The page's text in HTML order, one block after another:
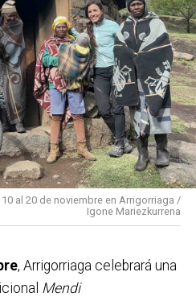
incremento
la tendencia iniciada en
se destinan40.500
e inserción laboral, y
dearrigobonos para
Además, las cuentas
Ambiente, Euskera,
propósito de fomentar el
integral del municipio
al 20 de noviembre en Arrigorriaga /
Igone Mariezkurrena
, Arrigorriaga celebrará una
Mendi